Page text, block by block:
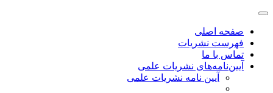
صفحه اصلی
فهرست نشریات
تماس با ما
آیین‌نامه‌های نشریات علمی
آیین نامه نشریات علمی